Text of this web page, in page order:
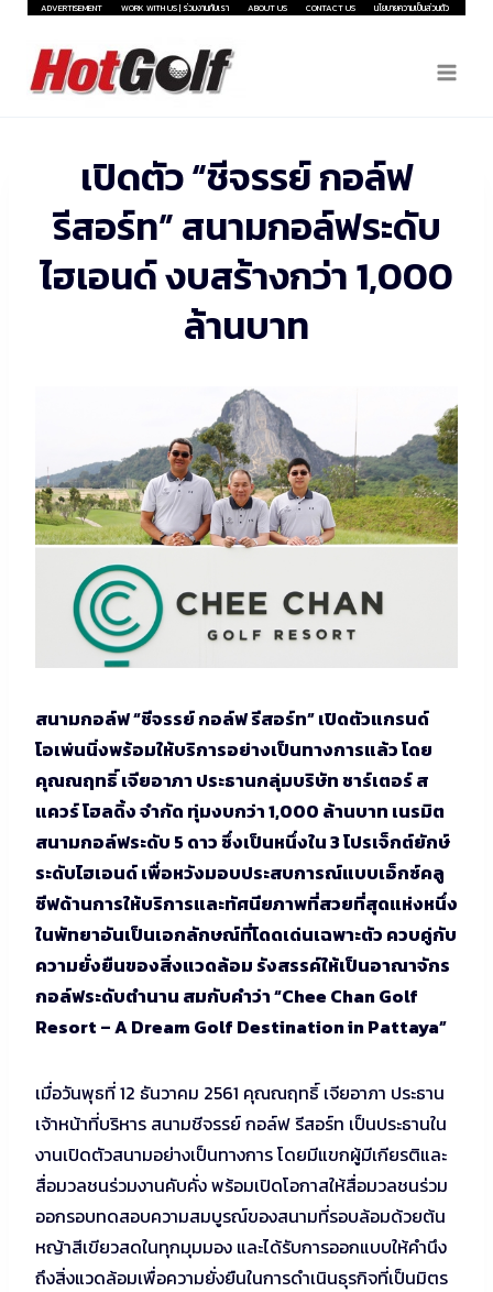
Skip
content
ADVERTISEMENT WORK WITH US | ร่วมงานกับเรา ABOUT US CONTACT US นโยบายความเป็นส่วนตัว
เปิดตัว “ชีจรรย์ กอล์ฟ
รีสอร์ท” สนามกอล์ฟระดับ
ไฮเอนด์ งบสร้างกว่า 1,000
ล้านบาท
สนามกอล์ฟ “ชีจรรย์ กอล์ฟ รีสอร์ท” เปิดตัวแกรนด์
โอเพ่นนิ่งพร้อมให้บริการอย่างเป็นทางการแล้ว โดย
คุณณฤทธิ์ เจียอาภา ประธานกลุ่มบริษัท ชาร์เตอร์ ส
แควร์ โฮลดิ้ง จำกัด ทุ่มงบกว่า 1,000 ล้านบาท เนรมิต
สนามกอล์ฟระดับ 5 ดาว ซึ่งเป็นหนึ่งใน 3 โปรเจ็กต์ยักษ์
ระดับไฮเอนด์ เพื่อหวังมอบประสบการณ์แบบเอ็กซ์คลู
ซีฟด้านการให้บริการและทัศนียภาพที่สวยที่สุดแห่งหนึ่ง
ในพัทยาอันเป็นเอกลักษณ์ที่โดดเด่นเฉพาะตัว ควบคู่กับ
ความยั่งยืนของสิ่งแวดล้อม รังสรรค์ให้เป็นอาณาจักร
กอล์ฟระดับตำนาน สมกับคำว่า “Chee Chan Golf
Resort – A Dream Golf Destination in Pattaya”
เมื่อวันพุธที่ 12 ธันวาคม 2561 คุณณฤทธิ์ เจียอาภา ประธาน
เจ้าหน้าที่บริหาร สนามชีจรรย์ กอล์ฟ รีสอร์ท เป็นประธานใน
งานเปิดตัวสนามอย่างเป็นทางการ โดยมีแขกผู้มีเกียรติและ
สื่อมวลชนร่วมงานคับคั่ง พร้อมเปิดโอกาสให้สื่อมวลชนร่วม
ออกรอบทดสอบความสมบูรณ์ของสนามที่รอบล้อมด้วยต้น
หญ้าสีเขียวสดในทุกมุมมอง และได้รับการออกแบบให้คำนึง
ถึงสิ่งแวดล้อมเพื่อความยั่งยืนในการดำเนินธุรกิจที่เป็นมิตร